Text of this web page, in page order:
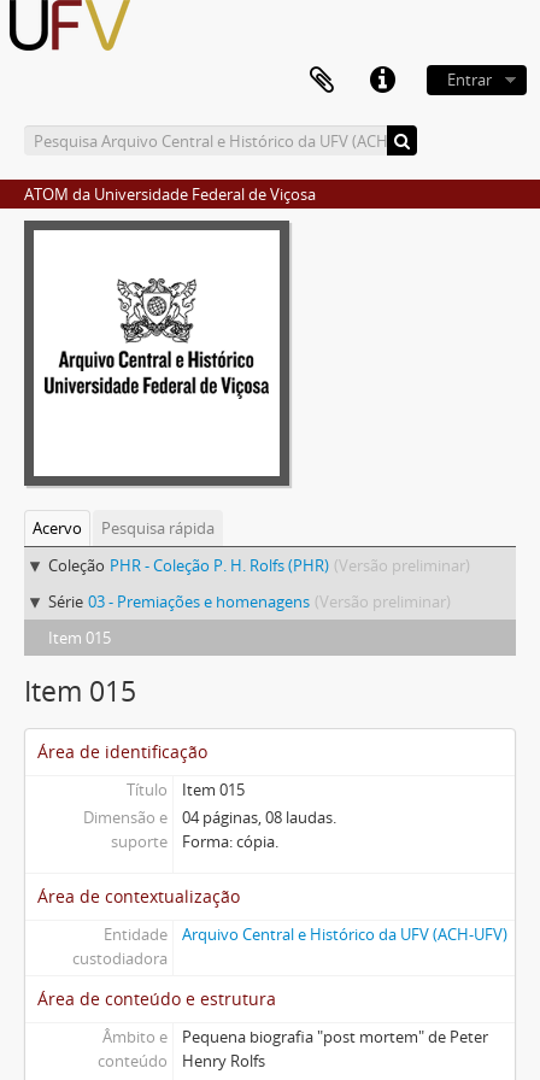
Entrar
ATOM da Universidade Federal de Viçosa
Acervo
Pesquisa rápida
Coleção PHR - Coleção P. H. Rolfs (PHR) (Versão preliminar)
Série 03 - Premiações e homenagens (Versão preliminar)
Item 015
Item 015
Área de identificação
Título
Item 015
Dimensão e
suporte
04 páginas, 08 laudas.
Forma: cópia.
Área de contextualização
Entidade
custodiadora
Arquivo Central e Histórico da UFV (ACH-UFV)
Área de conteúdo e estrutura
Âmbito e
conteúdo
Pequena biografia "post mortem" de Peter
Henry Rolfs